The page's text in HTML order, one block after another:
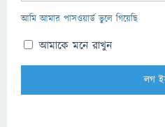
আমি আমার পাসওয়ার্ড ভুলে গিয়েছি
আমাকে মনে রাখুন